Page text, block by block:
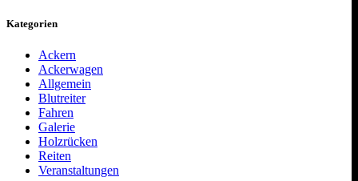
Kategorien
Ackern
Ackerwagen
Allgemein
Blutreiter
Fahren
Galerie
Holzrücken
Reiten
Veranstaltungen